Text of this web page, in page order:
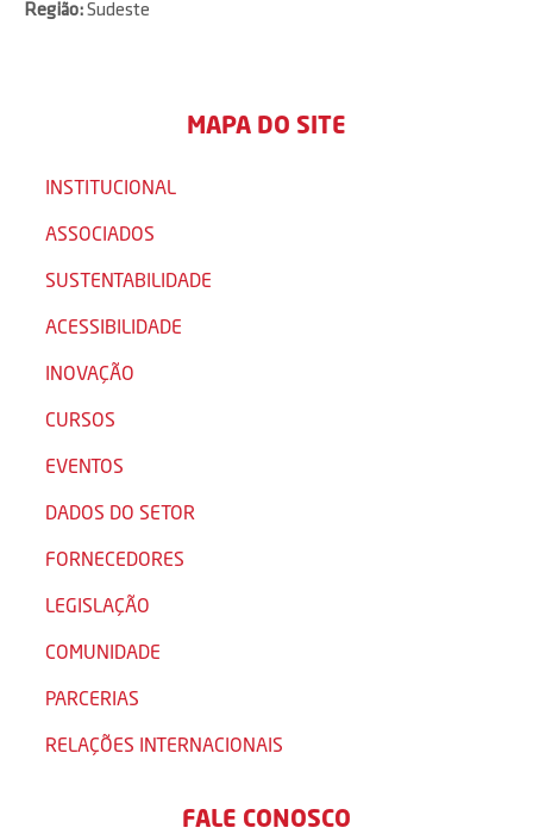
Região:Sudeste
MAPA DO SITE
INSTITUCIONAL
ASSOCIADOS
SUSTENTABILIDADE
ACESSIBILIDADE
INOVAÇÃO
CURSOS
EVENTOS
DADOS DO SETOR
FORNECEDORES
LEGISLAÇÃO
COMUNIDADE
PARCERIAS
RELAÇÕES INTERNACIONAIS
FALE CONOSCO